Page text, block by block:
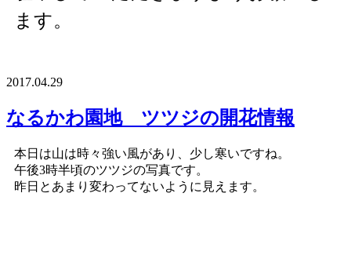
ます。
2017.04.29
なるかわ園地 ツツジの開花情報
本日は山は時々強い風があり、少し寒いですね。
午後3時半頃のツツジの写真です。
昨日とあまり変わってないように見えます。